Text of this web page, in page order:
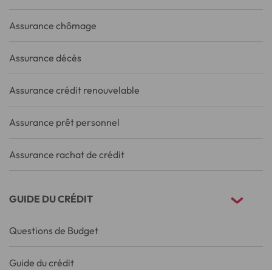
Assurance chômage
Assurance décès
Assurance crédit renouvelable
Assurance prêt personnel
Assurance rachat de crédit
GUIDE DU CRÉDIT
Questions de Budget
Guide du crédit